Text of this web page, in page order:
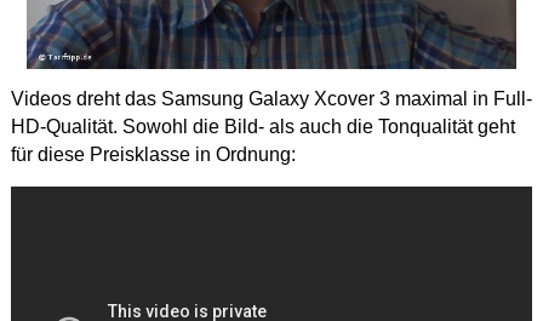
Videos dreht das Samsung Galaxy Xcover 3 maximal in Full-
HD-Qualität. Sowohl die Bild- als auch die Tonqualität geht
für diese Preisklasse in Ordnung: